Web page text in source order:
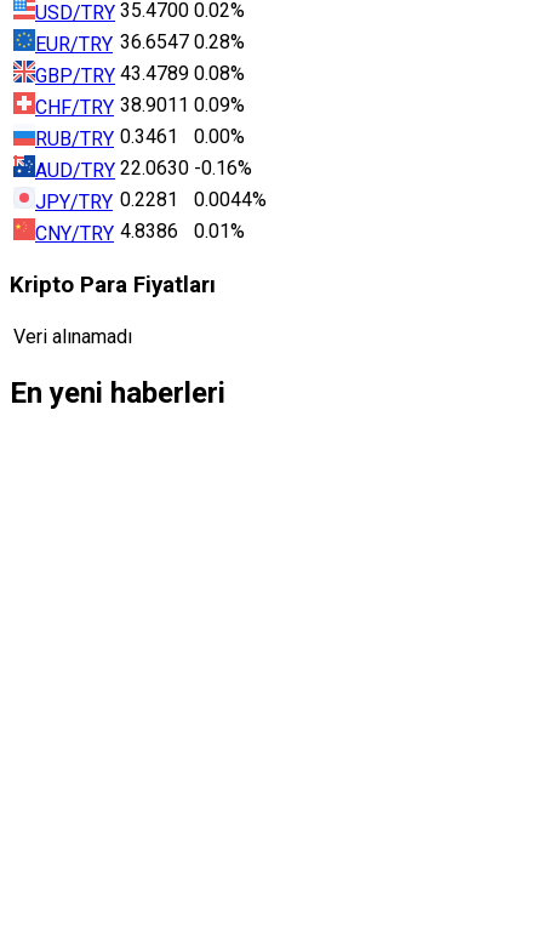
USD/TRY 35.4700 0.02%
EUR/TRY 36.6547 0.28%
GBP/TRY 43.4789 0.08%
CHF/TRY 38.9011 0.09%
RUB/TRY 0.3461
0.00%
AUD/TRY 22.0630 -0.16%
JPY/TRY 0.2281
0.0044%
CNY/TRY 4.8386 0.01%
Kripto Para Fiyatları
Veri alınamadı
En yeni haberleri